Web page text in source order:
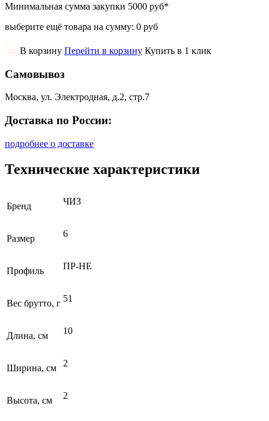
Минимальная сумма закупки 5000 руб*
выберите ещё товара на сумму: 0 руб
В корзину Перейти в корзину Купить в 1 клик
Самовывоз
Москва, ул. Электродная, д.2, стр.7
Доставка по России:
подробнее о доставке
Технические характеристики
Бренд ЧИЗ
Размер 6
Профиль ПР-НЕ
Вес брутто, г 51
Длина, см 10
Ширина, см 2
Высота, см 2